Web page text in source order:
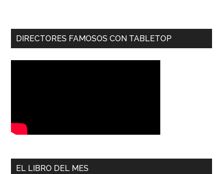
DIRECTORES FAMOSOS CON TABLETOP
EL LIBRO DEL MES